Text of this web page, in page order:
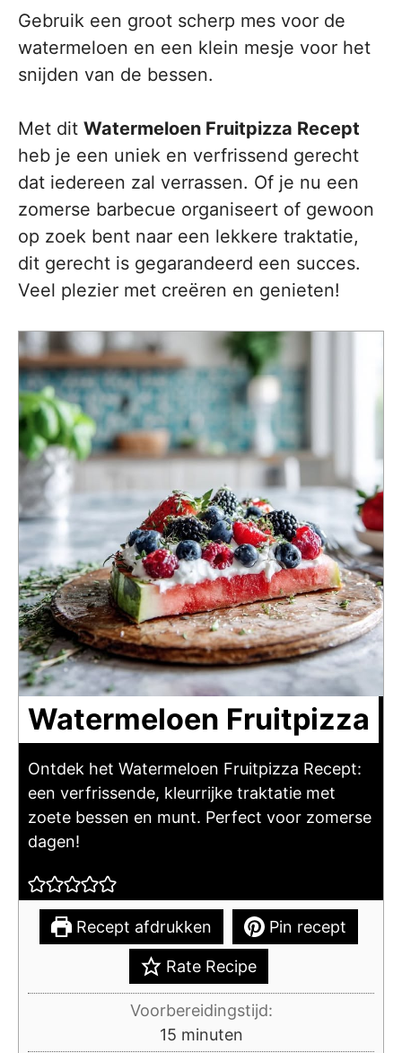
Gebruik een groot scherp mes voor de
watermeloen en een klein mesje voor het
snijden van de bessen.
Met dit Watermeloen Fruitpizza Recept
heb je een uniek en verfrissend gerecht
dat iedereen zal verrassen. Of je nu een
zomerse barbecue organiseert of gewoon
op zoek bent naar een lekkere traktatie,
dit gerecht is gegarandeerd een succes.
Veel plezier met creëren en genieten!
Watermeloen Fruitpizza
Ontdek het Watermeloen Fruitpizza Recept:
een verfrissende, kleurrijke traktatie met
zoete bessen en munt. Perfect voor zomerse
dagen!
Recept afdrukken Pin recept
Rate Recipe
Voorbereidingstijd:
15minuten
minuten